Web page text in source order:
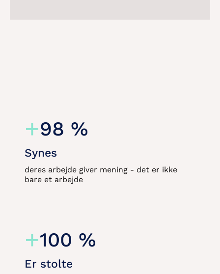
+98 %
Synes
deres arbejde giver mening - det er ikke
bare et arbejde
+100 %
Er stolte